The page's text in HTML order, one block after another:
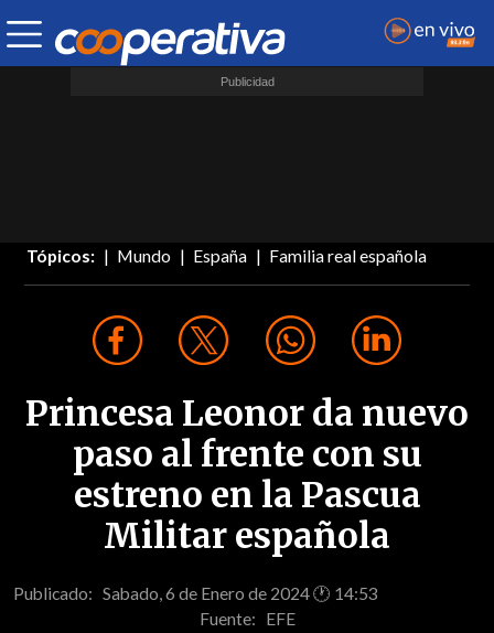
Tópicos: Mundo España Familia real española
Princesa Leonor da nuevo
paso al frente con su
estreno en la Pascua
Militar española
Publicado: Sabado, 6 de Enero de 2024 🕐 14:53
Fuente: EFE